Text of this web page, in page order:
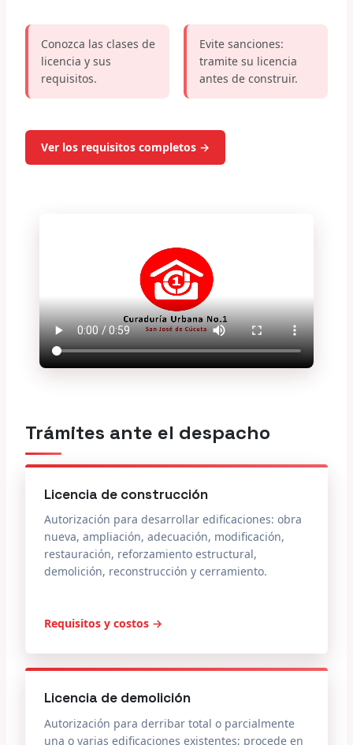
Conozca las clases de
licencia y sus
requisitos.
Evite sanciones:
tramite su licencia
antes de construir.
Ver los requisitos completos →
Trámites ante el despacho
Licencia de construcción
Autorización para desarrollar edificaciones: obra
nueva, ampliación, adecuación, modificación,
restauración, reforzamiento estructural,
demolición, reconstrucción y cerramiento.
Requisitos y costos →
Licencia de demolición
Autorización para derribar total o parcialmente
una o varias edificaciones existentes; procede en